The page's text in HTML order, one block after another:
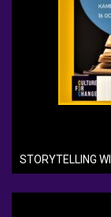
STORYTELLING